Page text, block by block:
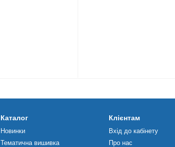
Каталог
Новинки
Тематична вишивка
Клієнтам
Вхід до кабінету
Про нас